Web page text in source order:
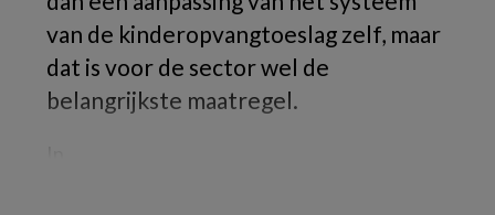
van de kinderopvangtoeslag zelf, maar
dat is voor de sector wel de
belangrijkste maatregel.